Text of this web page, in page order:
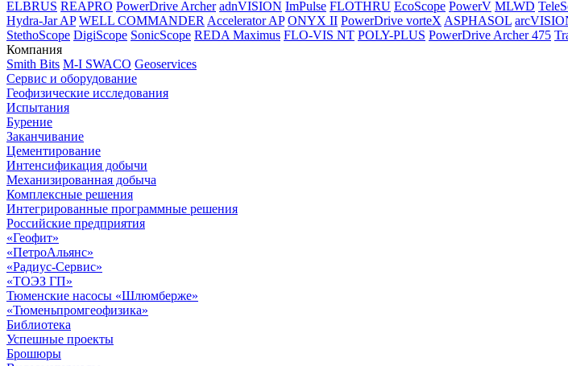
ELBRUS REAPRO PowerDrive Archer adnVISION ImPulse FLOTHRU EcoScope PowerV MLWD
Hydra-Jar AP WELL COMMANDER Accelerator AP ONYX II PowerDrive vorteX ASPHASOL
StethoScope DigiScope SonicScope REDA Maximus FLO-VIS NT POLY-PLUS PowerDrive Archer 475
Компания
Smith Bits M-I SWACO Geoservices
Сервис и оборудование
Геофизические исследования
Испытания
Бурение
Заканчивание
Цементирование
Интенсификация добычи
Механизированная добыча
Комплексные решения
Интегрированные программные решения
Российские предприятия
«Геофит»
«ПетроАльянс»
«Радиус-Сервис»
«ТОЭЗ ГП»
Тюменские насосы «Шлюмберже»
«Тюменьпромгеофизика»
Библиотека
Успешные проекты
Брошюры